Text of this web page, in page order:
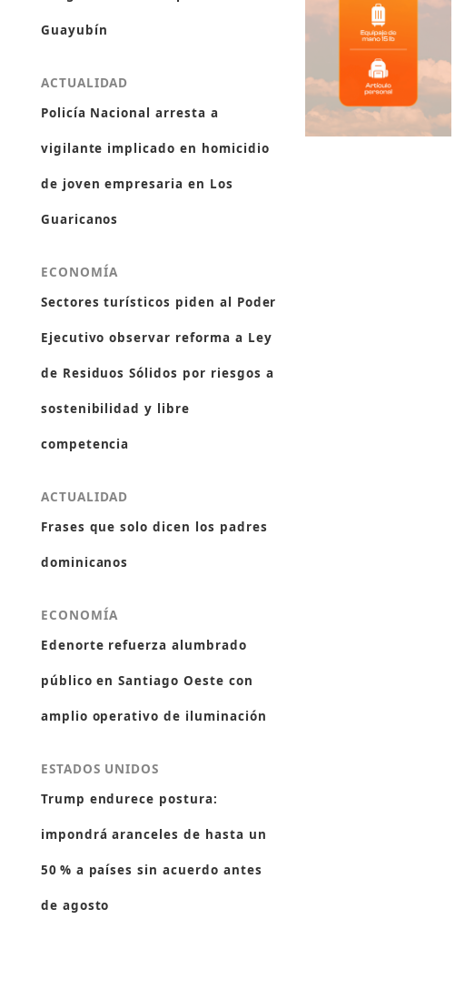
Guayubín
ACTUALIDAD
Policía Nacional arresta a
vigilante implicado en homicidio
de joven empresaria en Los
Guaricanos
ECONOMÍA
Sectores turísticos piden al Poder
Ejecutivo observar reforma a Ley
de Residuos Sólidos por riesgos a
sostenibilidad y libre
competencia
ACTUALIDAD
Frases que solo dicen los padres
dominicanos
ECONOMÍA
Edenorte refuerza alumbrado
público en Santiago Oeste con
amplio operativo de iluminación
ESTADOS UNIDOS
Trump endurece postura:
impondrá aranceles de hasta un
50 % a países sin acuerdo antes
de agosto